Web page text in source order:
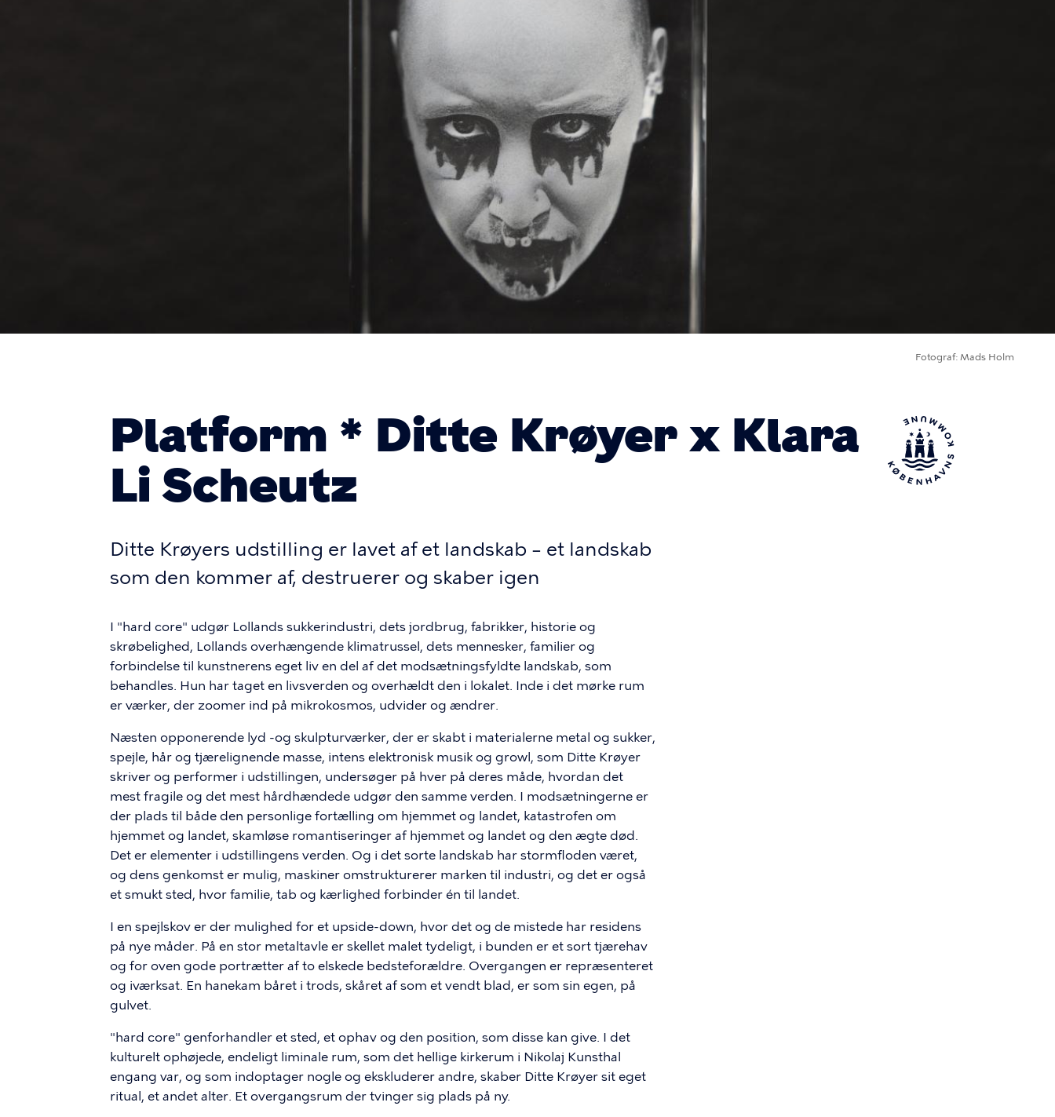
Fotograf Mads Holm
Platform * Ditte Krøyer x Klara
Li Scheutz
Ditte Krøyers udstilling er lavet af et landskab – et landskab
som den kommer af, destruerer og skaber igen
I "hard core" udgør Lollands sukkerindustri, dets jordbrug, fabrikker, historie og
skrøbelighed, Lollands overhængende klimatrussel, dets mennesker, familier og
forbindelse til kunstnerens eget liv en del af det modsætningsfyldte landskab, som
behandles. Hun har taget en livsverden og overhældt den i lokalet. Inde i det mørke rum
er værker, der zoomer ind på mikrokosmos, udvider og ændrer.
Næsten opponerende lyd -og skulpturværker, der er skabt i materialerne metal og sukker,
spejle, hår og tjærelignende masse, intens elektronisk musik og growl, som Ditte Krøyer
skriver og performer i udstillingen, undersøger på hver på deres måde, hvordan det
mest fragile og det mest hårdhændede udgør den samme verden. I modsætningerne er
der plads til både den personlige fortælling om hjemmet og landet, katastrofen om
hjemmet og landet, skamløse romantiseringer af hjemmet og landet og den ægte død.
Det er elementer i udstillingens verden. Og i det sorte landskab har stormfloden været,
og dens genkomst er mulig, maskiner omstrukturerer marken til industri, og det er også
et smukt sted, hvor familie, tab og kærlighed forbinder én til landet.
I en spejlskov er der mulighed for et upside-down, hvor det og de mistede har residens
på nye måder. På en stor metaltavle er skellet malet tydeligt, i bunden er et sort tjærehav
og for oven gode portrætter af to elskede bedsteforældre. Overgangen er repræsenteret
og iværksat. En hanekam båret i trods, skåret af som et vendt blad, er som sin egen, på
gulvet.
"hard core" genforhandler et sted, et ophav og den position, som disse kan give. I det
kulturelt ophøjede, endeligt liminale rum, som det hellige kirkerum i Nikolaj Kunsthal
engang var, og som indoptager nogle og ekskluderer andre, skaber Ditte Krøyer sit eget
ritual, et andet alter. Et overgangsrum der tvinger sig plads på ny.